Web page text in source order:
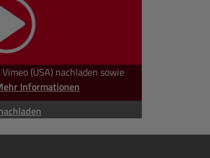
(USA) nachladen sowie
Informationen